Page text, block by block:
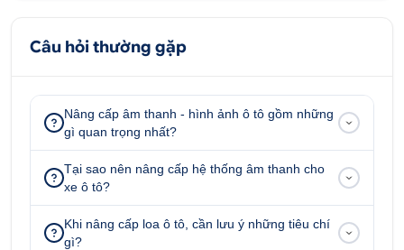
Câu hỏi thường gặp
Nâng cấp âm thanh - hình ảnh ô tô gồm những
gì quan trọng nhất?
Tại sao nên nâng cấp hệ thống âm thanh cho
xe ô tô?
Khi nâng cấp loa ô tô, cần lưu ý những tiêu chí
gì?